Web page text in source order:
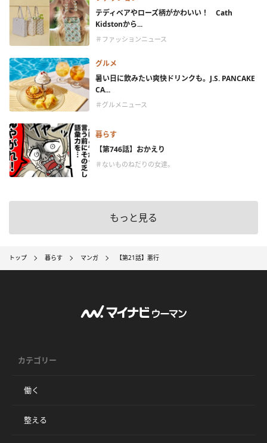
テディベアやローズ柄がかわいい！ Cath
Kidstonから...
＃ファッションニュース
グルメ
暑い日に飲みたい爽快ドリンクも。J.S. PANCAKE
CA...
＃グルメニュース
暮らす
【第746話】おかえり
＃ないものねだりの女達。
もっと見る
トップ 暮らす マンガ 【第21話】悪行
カテゴリー
働く
整える